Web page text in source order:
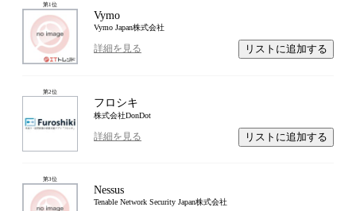
第1位
Vymo
Vymo Japan株式会社
詳細を見る リストに追加する
第2位
フロシキ
株式会社DonDot
詳細を見る リストに追加する
第3位
Nessus
Tenable Network Security Japan株式会社